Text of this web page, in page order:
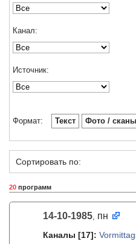
Канал:
Источник:
Формат: Текст Фото / сканы
Сортировать по:
20 программ
14-10-1985, пн
Каналы [17]: